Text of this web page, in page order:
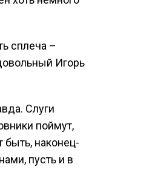
сплеча –
Игорь
Слуги
поймут,
быть, наконец-
пусть и в